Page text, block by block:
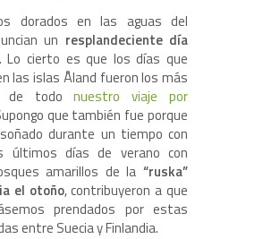
dorados en las aguas del
un resplandeciente día
Lo cierto es que los días que
las islas Åland fueron los más
de todonuestro viaje por
que también fue porque
durante un tiempo con
últimos días de verano con
amarillos de la “ruska”
el otoño, contribuyeron a que
prendados por estas
entre Suecia y Finlandia.